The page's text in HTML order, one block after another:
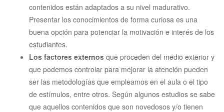
contenidos están adaptados a su nivel madurativo.
Presentar los conocimientos de forma curiosa es una
buena opción para potenciar la motivación e interés de los
estudiantes.
Los factores externos que proceden del medio exterior y
que podemos controlar para mejorar la atención pueden
ser las metodologías que empleamos en el aula o el tipo
de estímulos, entre otros. Según algunos estudios se sabe
que aquellos contenidos que son novedosos y/o tienen